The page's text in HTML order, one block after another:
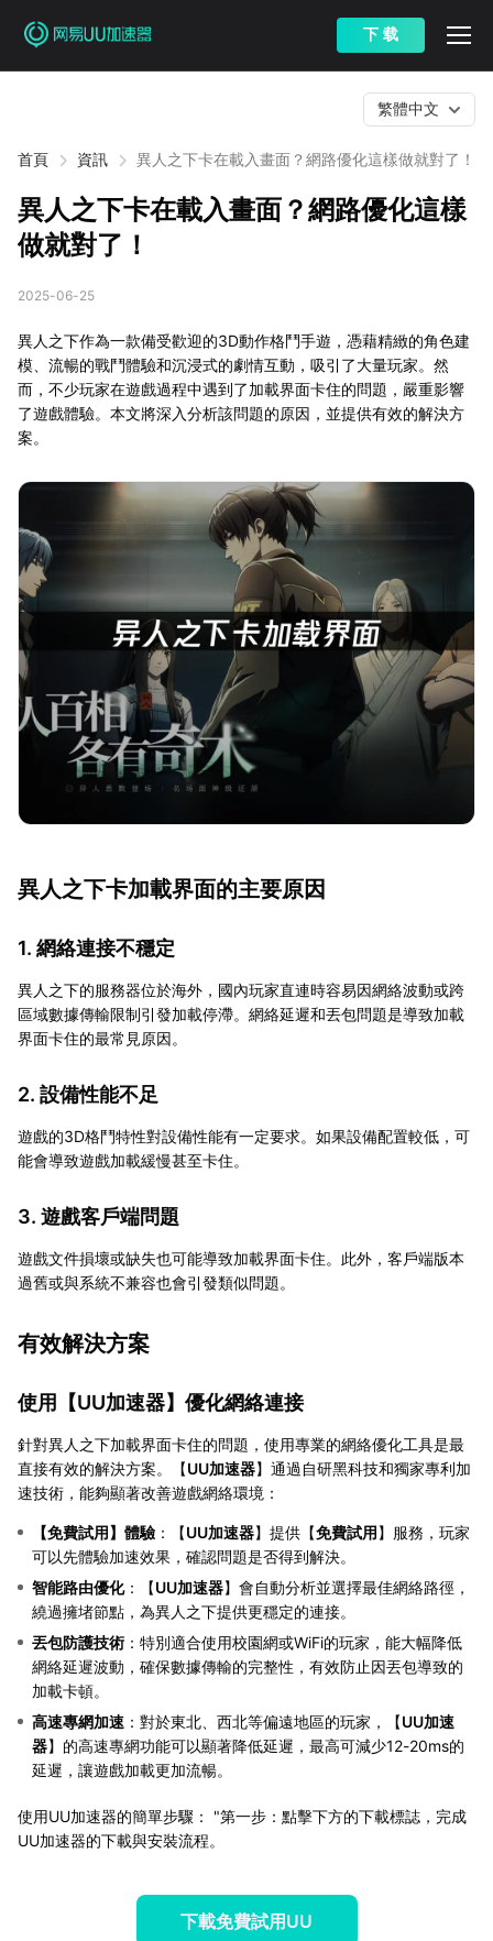
下 载
首頁 資訊 異人之下卡在載入畫面？網路優化這樣做就對了！
繁體中文
異人之下卡在載入畫面？網路優化這樣
做就對了！
2025-06-25
異人之下作為一款備受歡迎的3D動作格鬥手遊，憑藉精緻的角色建
模、流暢的戰鬥體驗和沉浸式的劇情互動，吸引了大量玩家。然
而，不少玩家在遊戲過程中遇到了加載界面卡住的問題，嚴重影響
了遊戲體驗。本文將深入分析該問題的原因，並提供有效的解決方
案。
異人之下卡加載界面的主要原因
1. 網絡連接不穩定
異人之下的服務器位於海外，國內玩家直連時容易因網絡波動或跨
區域數據傳輸限制引發加載停滯。網絡延遲和丟包問題是導致加載
界面卡住的最常見原因。
2. 設備性能不足
遊戲的3D格鬥特性對設備性能有一定要求。如果設備配置較低，可
能會導致遊戲加載緩慢甚至卡住。
3. 遊戲客戶端問題
遊戲文件損壞或缺失也可能導致加載界面卡住。此外，客戶端版本
過舊或與系統不兼容也會引發類似問題。
有效解決方案
使用【UU加速器】優化網絡連接
針對異人之下加載界面卡住的問題，使用專業的網絡優化工具是最
直接有效的解決方案。【UU加速器】通過自研黑科技和獨家專利加
速技術，能夠顯著改善遊戲網絡環境：
【免費試用】體驗 ：【UU加速器】提供【免費試用】服務，玩家
可以先體驗加速效果，確認問題是否得到解決。
智能路由優化：【UU加速器】會自動分析並選擇最佳網絡路徑，
繞過擁堵節點，為異人之下提供更穩定的連接。
丟包防護技術 ：特別適合使用校園網或WiFi的玩家，能大幅降低
網絡延遲波動，確保數據傳輸的完整性，有效防止因丟包導致的
加載卡頓。
高速專網加速 ：對於東北、西北等偏遠地區的玩家，【UU加速
器】的高速專網功能可以顯著降低延遲，最高可減少12-20ms的
延遲，讓遊戲加載更加流暢。
使用UU加速器的簡單步驟： "第一步：點擊下方的下載標誌，完成
UU加速器的下載與安裝流程。
下載免費試用UU